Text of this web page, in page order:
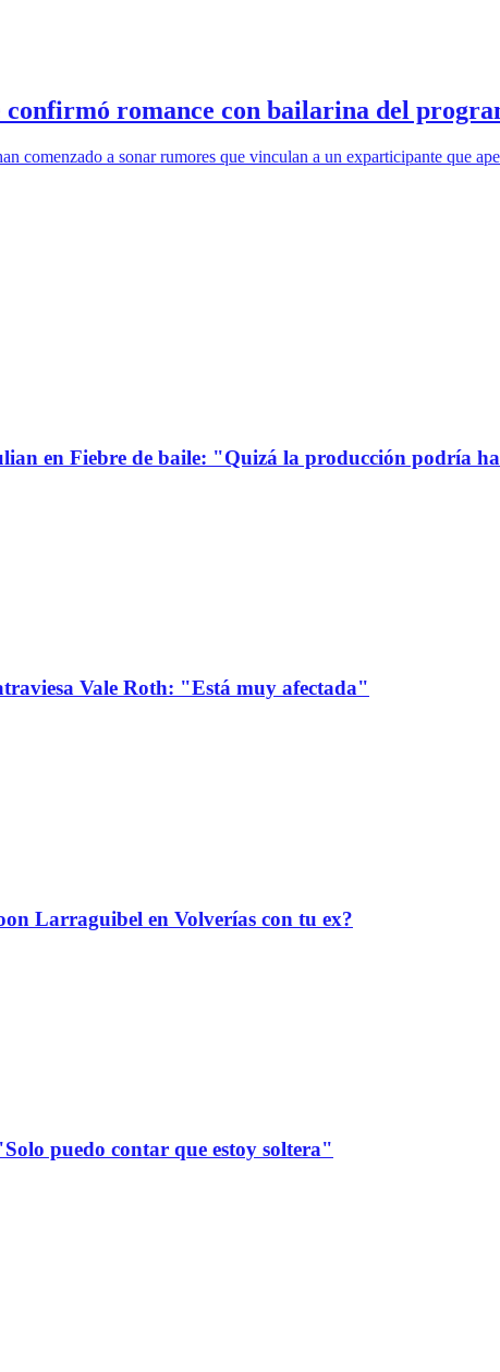
romance con bailarina del
comenzado a sonar rumores que vinculan a un exparticipante que
en Fiebre de baile: "Quizá la producción podría
Vale Roth: "Está muy afectada"
Larraguibel en Volverías con tu ex?
puedo contar que estoy soltera"